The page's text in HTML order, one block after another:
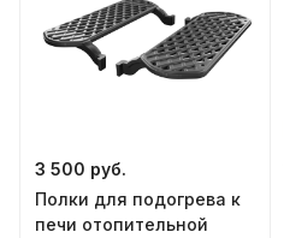
3 500 руб.
Полки для подогрева к
печи отопительной